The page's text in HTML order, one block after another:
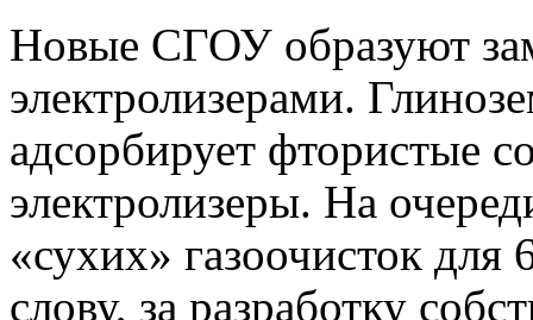
Новые СГОУ образуют
электролизерами.
адсорбирует фтористые
электролизеры. На
«сухих» газоочисток для
слову, за разработку